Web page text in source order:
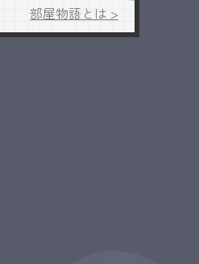
部屋物語とは >